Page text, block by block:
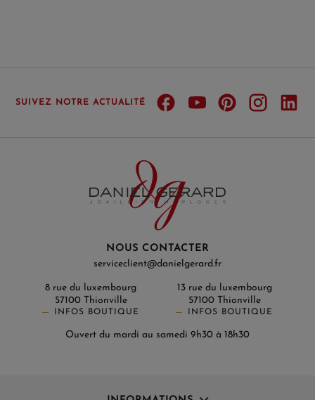
SUIVEZ NOTRE ACTUALITÉ
NOUS CONTACTER
serviceclient@danielgerard.fr
8 rue du luxembourg
57100 Thionville
INFOS BOUTIQUE
13 rue du luxembourg
57100 Thionville
INFOS BOUTIQUE
Ouvert du mardi au samedi 9h30 à 18h30